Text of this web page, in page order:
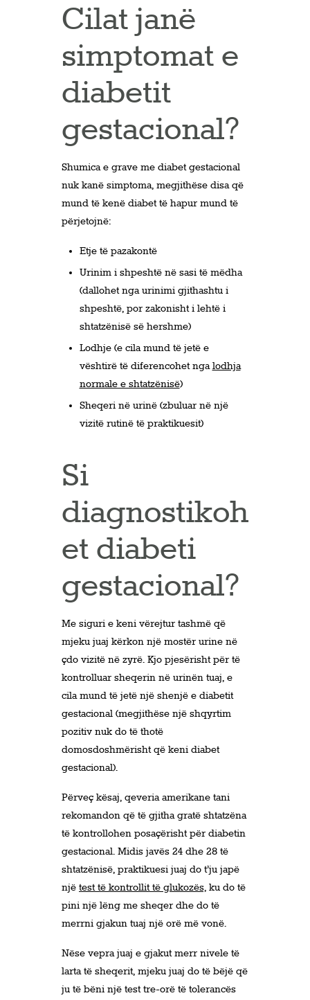
Cilat janë
simptomat e
diabetit
gestacional?
Shumica e grave me diabet gestacional
nuk kanë simptoma, megjithëse disa që
mund të kenë diabet të hapur mund të
përjetojnë:
Etje të pazakontë
Urinim i shpeshtë në sasi të mëdha
(dallohet nga urinimi gjithashtu i
shpeshtë, por zakonisht i lehtë i
shtatzënisë së hershme)
Lodhje (e cila mund të jetë e
vështirë të diferencohet ngalodhja
normale e shtatzënisë)
Sheqeri në urinë (zbuluar në një
vizitë rutinë të praktikuesit)
Si
diagnostikoh
et diabeti
gestacional?
Me siguri e keni vërejtur tashmë që
mjeku juaj kërkon një mostër urine në
çdo vizitë në zyrë. Kjo pjesërisht për të
kontrolluar sheqerin në urinën tuaj, e
cila mund të jetë një shenjë e diabetit
gestacional (megjithëse një shqyrtim
pozitiv nuk do të thotë
domosdoshmërisht që keni diabet
gestacional).
Përveç kësaj, qeveria amerikane tani
rekomandon që të gjitha gratë shtatzëna
të kontrollohen posaçërisht për diabetin
gestacional. Midis javës 24 dhe 28 të
shtatzënisë, praktikuesi juaj do t’ju japë
një test të kontrollit të glukozës, ku do të
pini një lëng me sheqer dhe do të
merrni gjakun tuaj një orë më vonë.
Nëse vepra juaj e gjakut merr nivele të
larta të sheqerit, mjeku juaj do të bëjë që
ju të bëni një test tre-orë të tolerancës